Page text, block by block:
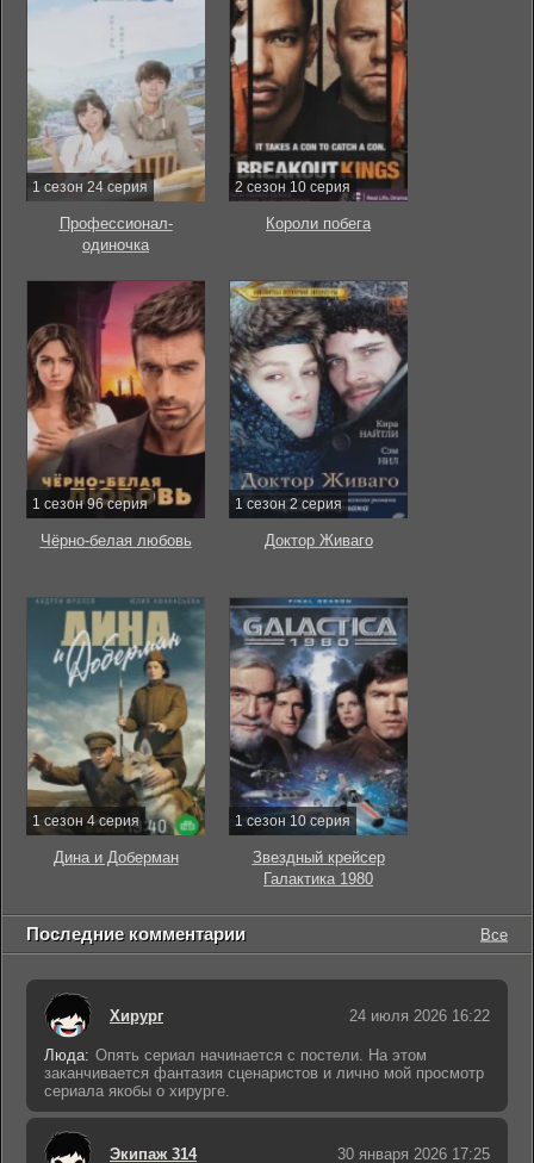
1 сезон 24 серия
Профессионал-
одиночка
2 сезон 10 серия
Короли побега
1 сезон 96 серия
Чёрно-белая любовь
1 сезон 2 серия
Доктор Живаго
1 сезон 4 серия
Дина и Доберман
1 сезон 10 серия
Звездный крейсер
Галактика 1980
Последние комментарии Все
Хирург 24 июля 2026 16:22
Люда: Опять сериал начинается с постели. На этом
заканчивается фантазия сценаристов и лично мой просмотр
сериала якобы о хирурге.
Экипаж 314 30 января 2026 17:25